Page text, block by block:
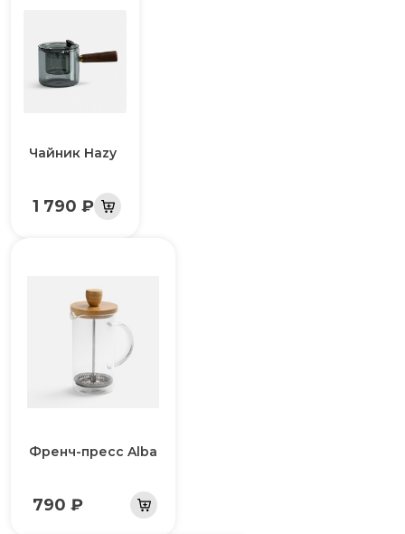
Чайник Hazy
1 790 ₽
Френч-пресс Alba
790 ₽